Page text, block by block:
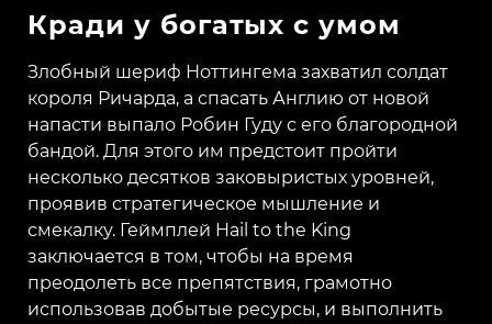
Кради у богатых с умом
Злобный шериф Ноттингема захватил солдат
короля Ричарда, а спасать Англию от новой
напасти выпало Робин Гуду с его благородной
бандой. Для этого им предстоит пройти
несколько десятков заковыристых уровней,
проявив стратегическое мышление и
смекалку. Геймплей Hail to the King
заключается в том, чтобы на время
преодолеть все препятствия, грамотно
использовав добытые ресурсы, и выполнить